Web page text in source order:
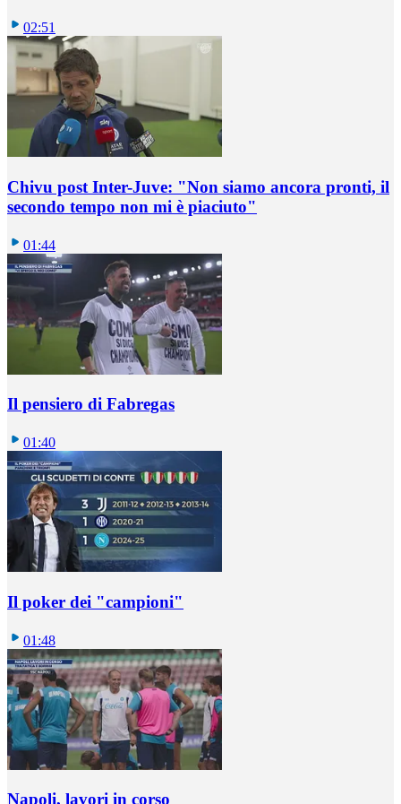
02:51
Chivu post Inter-Juve: "Non siamo ancora pronti, il
secondo tempo non mi è piaciuto"
01:44
Il pensiero di Fabregas
01:40
Il poker dei "campioni"
01:48
Napoli, lavori in corso